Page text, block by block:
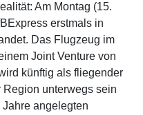
Am Montag (15.
erstmals in
Das Flugzeug im
Joint Venture von
künftig als fliegender
Region unterwegs sein
angelegten